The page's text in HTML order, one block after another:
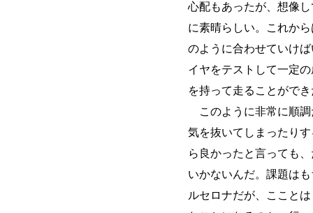
心配もあったが、想像
に素晴らしい。これか
のように合わせていけ
イヤをテストして一定
を持って走ることがで
このように非常に順調
気を抜いてしまったり
ら良かったと言っても
いかないんだ。課題は
ルセロナだが、ここと